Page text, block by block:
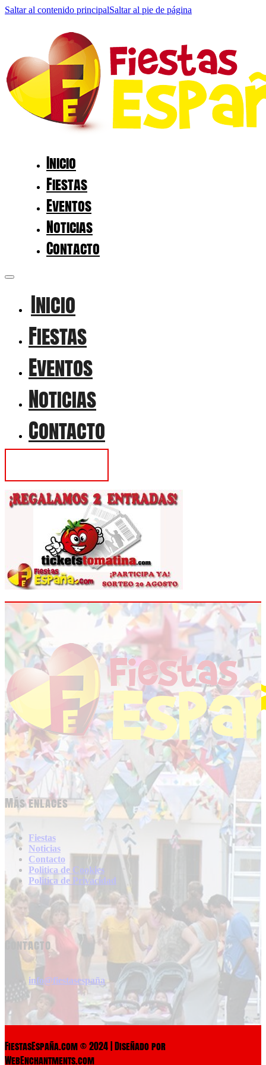
Saltar al contenido principalSaltar al pie de página
Inicio
Fiestas
Eventos
Noticias
Contacto
Inicio
Fiestas
Eventos
Noticias
Contacto
Más enlaces
Fiestas
Noticias
Contacto
Politica de Cookies
Politica de Privacidad
Contacto
info@fiestasespaña
FiestasEspaña.com © 2024 | Diseñado por
WebEnchantments.com